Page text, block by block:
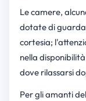
Le camere,
dotate di
cortesia;
nella
dove rilassarsi
Per gli amanti